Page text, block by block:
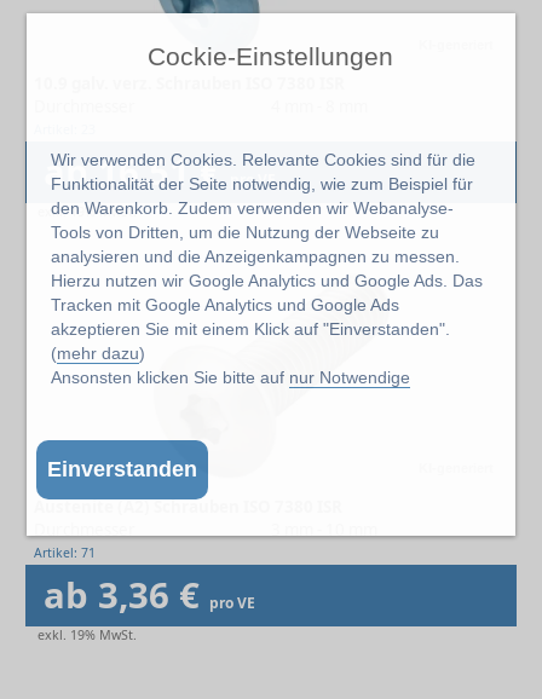
Cockie-Einstellungen
Wir verwenden Cookies. Relevante Cookies sind für die
Funktionalität der Seite notwendig, wie zum Beispiel für
den Warenkorb. Zudem verwenden wir Webanalyse-
Tools von Dritten, um die Nutzung der Webseite zu
analysieren und die Anzeigenkampagnen zu messen.
Hierzu nutzen wir Google Analytics und Google Ads. Das
Tracken mit Google Analytics und Google Ads
akzeptieren Sie mit einem Klick auf "Einverstanden".
(mehr dazu)
Ansonsten klicken Sie bitte auf nur Notwendige
Einverstanden
ab 16,51 €pro VE
exkl. 19% MwSt.
Austenite (A2) Schrauben ISO 7380 ISR
Artikel: 71
ab 3,36 € pro VE
exkl. 19% MwSt.